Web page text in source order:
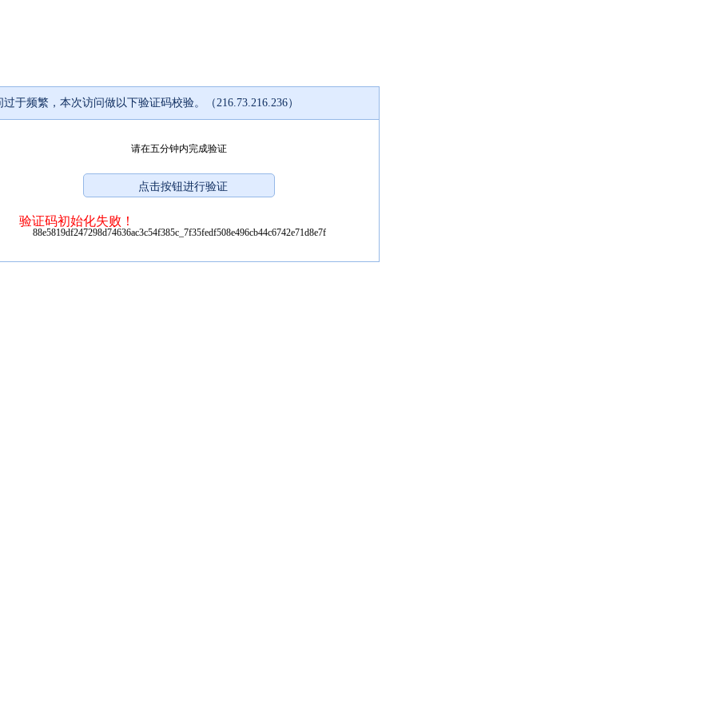
过于频繁，本次访问做以下验证码校验。（216.73.216.236）
请在五分钟内完成验证
验证码初始化失败！
88e5819df247298d74636ac3c54f385c_7f35fedf508e496cb44c6742e71d8e7f